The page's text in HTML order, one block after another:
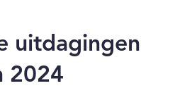
uitdagingen
2024